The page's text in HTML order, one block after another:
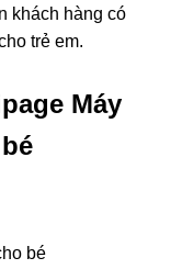
khách hàng có
trẻ em.
Máy
bé